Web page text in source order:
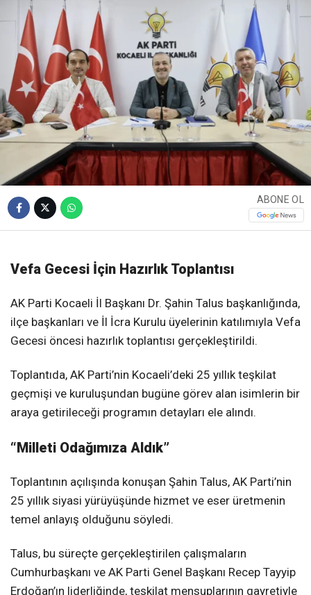
ABONE OL
Vefa Gecesi İçin Hazırlık Toplantısı
AK Parti Kocaeli İl Başkanı Dr. Şahin Talus başkanlığında,
ilçe başkanları ve İl İcra Kurulu üyelerinin katılımıyla Vefa
Gecesi öncesi hazırlık toplantısı gerçekleştirildi.
Toplantıda, AK Parti’nin Kocaeli’deki 25 yıllık teşkilat
geçmişi ve kuruluşundan bugüne görev alan isimlerin bir
araya getirileceği programın detayları ele alındı.
“Milleti Odağımıza Aldık”
Toplantının açılışında konuşan Şahin Talus, AK Parti’nin
25 yıllık siyasi yürüyüşünde hizmet ve eser üretmenin
temel anlayış olduğunu söyledi.
Talus, bu süreçte gerçekleştirilen çalışmaların
Cumhurbaşkanı ve AK Parti Genel Başkanı Recep Tayyip
Erdoğan’ın liderliğinde, teşkilat mensuplarının gayretiyle